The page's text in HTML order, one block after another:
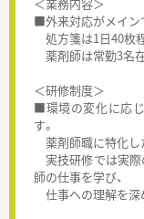
■外来対応がメイン
処方箋は1日40枚
薬剤師は常勤3名
＜研修制度＞
■環境の変化に応
す。
薬剤師職に特化し
実技研修では実際
師の仕事を学び、
仕事への理解を深